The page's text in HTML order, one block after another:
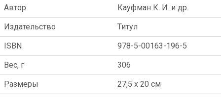
Автор Кауфман К. И. и др.
Издательство Титул
ISBN 978-5-00163-196-5
Вес, г 306
Размеры 27,5 x 20 см